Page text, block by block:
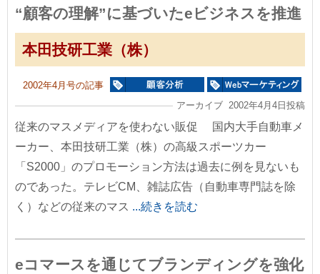
“顧客の理解”に基づいたeビジネスを推進
本田技研工業（株）
2002年4月号の記事
アーカイブ 2002年4月4日投稿
従来のマスメディアを使わない販促 国内大手自動車メ
ーカー、本田技研工業（株）の高級スポーツカー
「S2000」のプロモーション方法は過去に例を見ないも
のであった。テレビCM、雑誌広告（自動車専門誌を除
く）などの従来のマス ...続きを読む
eコマースを通じてブランディングを強化